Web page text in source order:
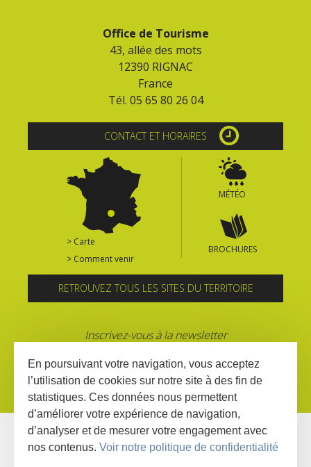
De la vallée du Lot au pays
Patrimoine mondial de
Office de Tourisme
43, allée des mots
12390 RIGNAC
France
Tél. 05 65 80 26 04
CONTACT ET HORAIRES
> Carte
> Comment venir
MÉTÉO
BROCHURES
RETROUVEZ TOUS LES SITES DU TERRITOIRE
Inscrivez-vous à la newsletter
En poursuivant votre navigation, vous acceptez
l’utilisation de cookies sur notre site à des fin de
statistiques. Ces données nous permettent
d’améliorer votre expérience de navigation,
d’analyser et de mesurer votre engagement avec
nos contenus. Voir notre politique de confidentialité